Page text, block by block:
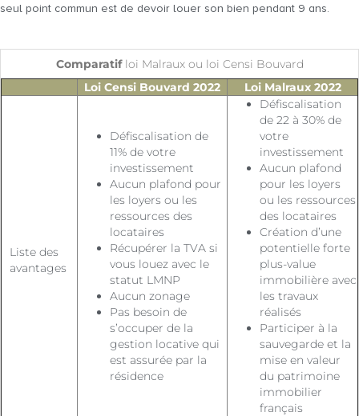
seul point commun est de devoir louer son bien pendant 9 ans.
Loi Censi Bouvard 2022 Loi Malraux 2022
Liste des
avantages
Défiscalisation de
11% de votre
investissement
Aucun plafond pour
les loyers ou les
ressources des
locataires
Récupérer la TVA si
vous louez avec le
statut LMNP
Aucun zonage
Pas besoin de
s’occuper de la
gestion locative qui
est assurée par la
résidence
Défiscalisation
de 22 à 30% de
votre
investissement
Aucun plafond
pour les loyers
ou les ressources
des locataires
Création d’une
potentielle forte
plus-value
immobilière avec
les travaux
réalisés
Participer à la
sauvegarde et la
mise en valeur
du patrimoine
immobilier
français
Comparatifloi Malraux ou loi Censi Bouvard